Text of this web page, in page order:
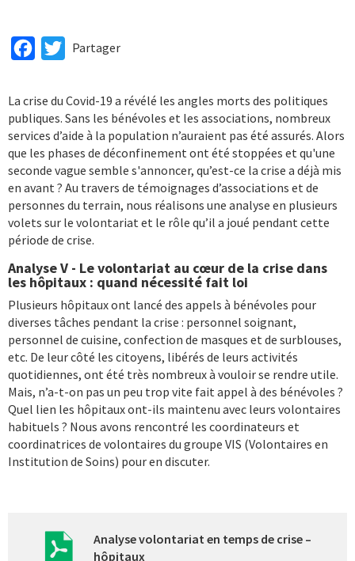
FacebookTwitter
Partager
La crise du Covid-19 a révélé les angles morts des politiques
publiques. Sans les bénévoles et les associations, nombreux
services d’aide à la population n’auraient pas été assurés. Alors
que les phases de déconfinement ont été stoppées et qu'une
seconde vague semble s'annoncer, qu’est-ce la crise a déjà mis
en avant ? Au travers de témoignages d’associations et de
personnes du terrain, nous réalisons une analyse en plusieurs
volets sur le volontariat et le rôle qu’il a joué pendant cette
période de crise.
Analyse V - Le volontariat au cœur de la crise dans
les hôpitaux : quand nécessité fait loi
Plusieurs hôpitaux ont lancé des appels à bénévoles pour
diverses tâches pendant la crise : personnel soignant,
personnel de cuisine, confection de masques et de surblouses,
etc. De leur côté les citoyens, libérés de leurs activités
quotidiennes, ont été très nombreux à vouloir se rendre utile.
Mais, n’a-t-on pas un peu trop vite fait appel à des bénévoles ?
Quel lien les hôpitaux ont-ils maintenu avec leurs volontaires
habituels ? Nous avons rencontré les coordinateurs et
coordinatrices de volontaires du groupe VIS (Volontaires en
Institution de Soins) pour en discuter.
Analyse volontariat en temps de crise –
hôpitaux